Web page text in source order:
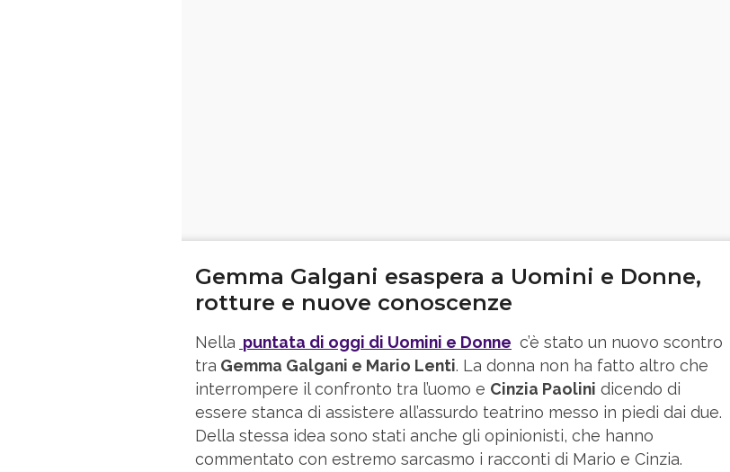
Gemma Galgani esaspera a Uomini e Donne,
rotture e nuove conoscenze
Nella puntata di oggi di Uomini e Donne c’è stato un nuovo scontro
tra Gemma Galgani e Mario Lenti. La donna non ha fatto altro che
interrompere il confronto tra l’uomo e Cinzia Paolini dicendo di
essere stanca di assistere all’assurdo teatrino messo in piedi dai due.
Della stessa idea sono stati anche gli opinionisti, che hanno
commentato con estremo sarcasmo i racconti di Mario e Cinzia.